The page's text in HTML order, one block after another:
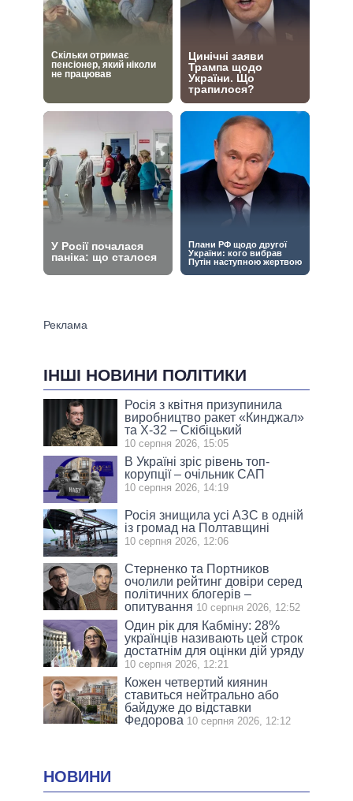
ІНШІ НОВИНИ ПОЛІТИКИ
Росія з квітня призупинила
виробництво ракет «Кинджал»
та Х-32 – Скібіцький
10 серпня 2026, 15:05
В Україні зріс рівень топ-
корупції – очільник САП
10 серпня 2026, 14:19
Росія знищила усі АЗС в одній
із громад на Полтавщині
10 серпня 2026, 12:06
Стерненко та Портников
очолили рейтинг довіри серед
політичних блогерів –
опитування 10 серпня 2026, 12:52
Один рік для Кабміну: 28%
українців називають цей строк
достатнім для оцінки дій уряду
10 серпня 2026, 12:21
Кожен четвертий киянин
ставиться нейтрально або
байдуже до відставки
Федорова 10 серпня 2026, 12:12
НОВИНИ